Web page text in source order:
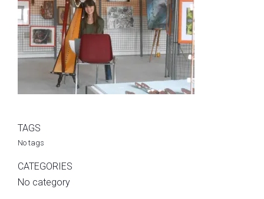
TAGS
No tags
CATEGORIES
No category